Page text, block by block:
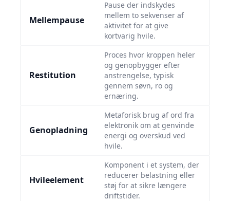
Mellempause
Pause der indskydes
mellem to sekvenser af
aktivitet for at give
kortvarig hvile.
Restitution
Proces hvor kroppen heler
og genopbygger efter
anstrengelse, typisk
gennem søvn, ro og
ernæring.
Genopladning
Metaforisk brug af ord fra
elektronik om at genvinde
energi og overskud ved
hvile.
Hvileelement
Komponent i et system, der
reducerer belastning eller
støj for at sikre længere
driftstider.